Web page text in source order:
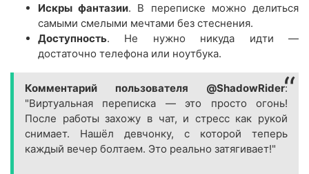
Искры фантазии. В переписке можно делиться
самыми смелыми мечтами без стеснения.
Доступность. Не нужно никуда идти —
достаточно телефона или ноутбука.
Комментарий пользователя @ShadowRider:
"Виртуальная переписка — это просто огонь!
После работы захожу в чат, и стресс как рукой
снимает. Нашёл девчонку, с которой теперь
каждый вечер болтаем. Это реально затягивает!"